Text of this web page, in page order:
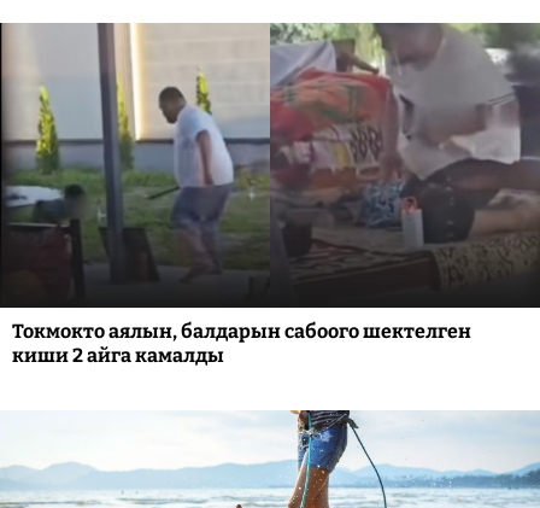
Токмокто аялын, балдарын сабоого шектелген
киши 2 айга камалды